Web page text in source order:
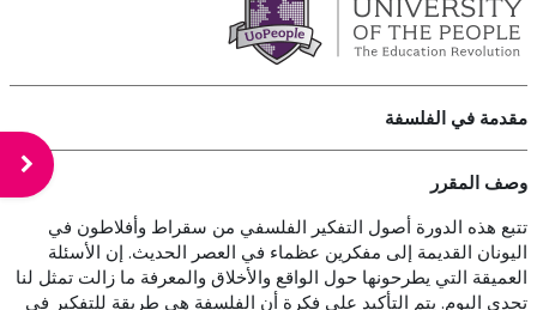
فتح
مقدمة في الفلسفة
وصف المقرر
تتبع هذه الدورة أصول التفكير الفلسفي من سقراط وأفلاطون في
اليونان القديمة إلى مفكرين عظماء في العصر الحديث. إن الأسئلة
العميقة التي يطرحونها حول الواقع والأخلاق والمعرفة ما زالت تمثل لنا
تحدي اليوم. يتم التأكيد على فكرة أن الفلسفة هي طريقة للتفكير في